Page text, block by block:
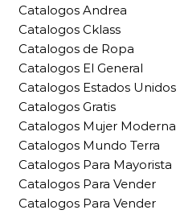
Catalogos Andrea
Catalogos Cklass
Catalogos de Ropa
Catalogos El General
Catalogos Estados Unidos
Catalogos Gratis
Catalogos Mujer Moderna
Catalogos Mundo Terra
Catalogos Para Mayorista
Catalogos Para Vender
Catalogos Para Vender